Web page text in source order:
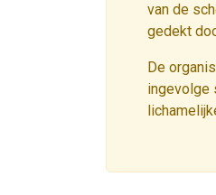
van de
gedekt
De
ingevolge